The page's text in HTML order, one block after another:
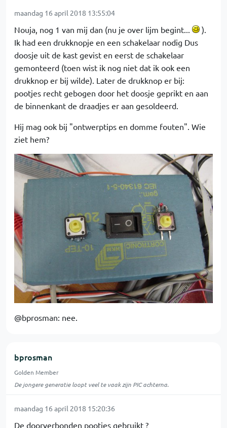
maandag 16 april 2018 13:55:04
Nouja, nog 1 van mij dan (nu je over lijm begint...
).
Ik had een drukknopje en een schakelaar nodig Dus
doosje uit de kast gevist en eerst de schakelaar
gemonteerd (toen wist ik nog niet dat ik ook een
drukknop er bij wilde). Later de drukknop er bij:
pootjes recht gebogen door het doosje geprikt en aan
de binnenkant de draadjes er aan gesoldeerd.
Hij mag ook bij "ontwerptips en domme fouten". Wie
ziet hem?
@bprosman: nee.
bprosman
Golden Member
De jongere generatie loopt veel te vaak zijn PIC achterna.
maandag 16 april 2018 15:20:36
De doorverbonden pootjes gebruikt ?